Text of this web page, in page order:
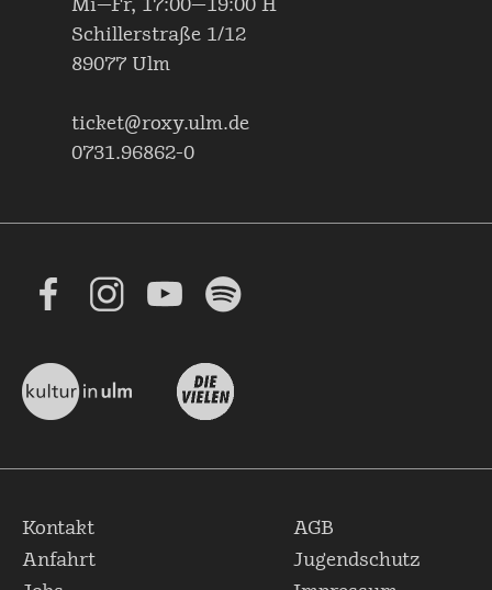
Mi—Fr, 17:00—19:00 H
Schillerstraße 1/12
89077 Ulm
ticket@roxy.ulm.de
0731.96862-0
Kontakt
Anfahrt
AGB
Jugendschutz